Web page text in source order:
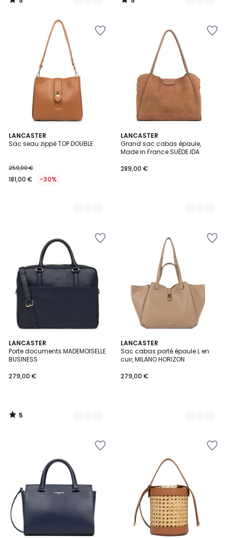
/
/
LANCASTER
Sac seau zippé TOP DOUBLE
259,00 €
181,00 € -30%
4
Couleurs
LANCASTER
Grand sac cabas épaule,
Made in France SUÈDE IDA
289,00 €
3
Couleurs
LANCASTER
Porte documents MADEMOISELLE
BUSINESS
279,00 €
5
/
5
4
Couleurs
5
/
LANCASTER
Sac cabas porté épaule L en
cuir, MILANO HORIZON
279,00 €
2
Couleurs